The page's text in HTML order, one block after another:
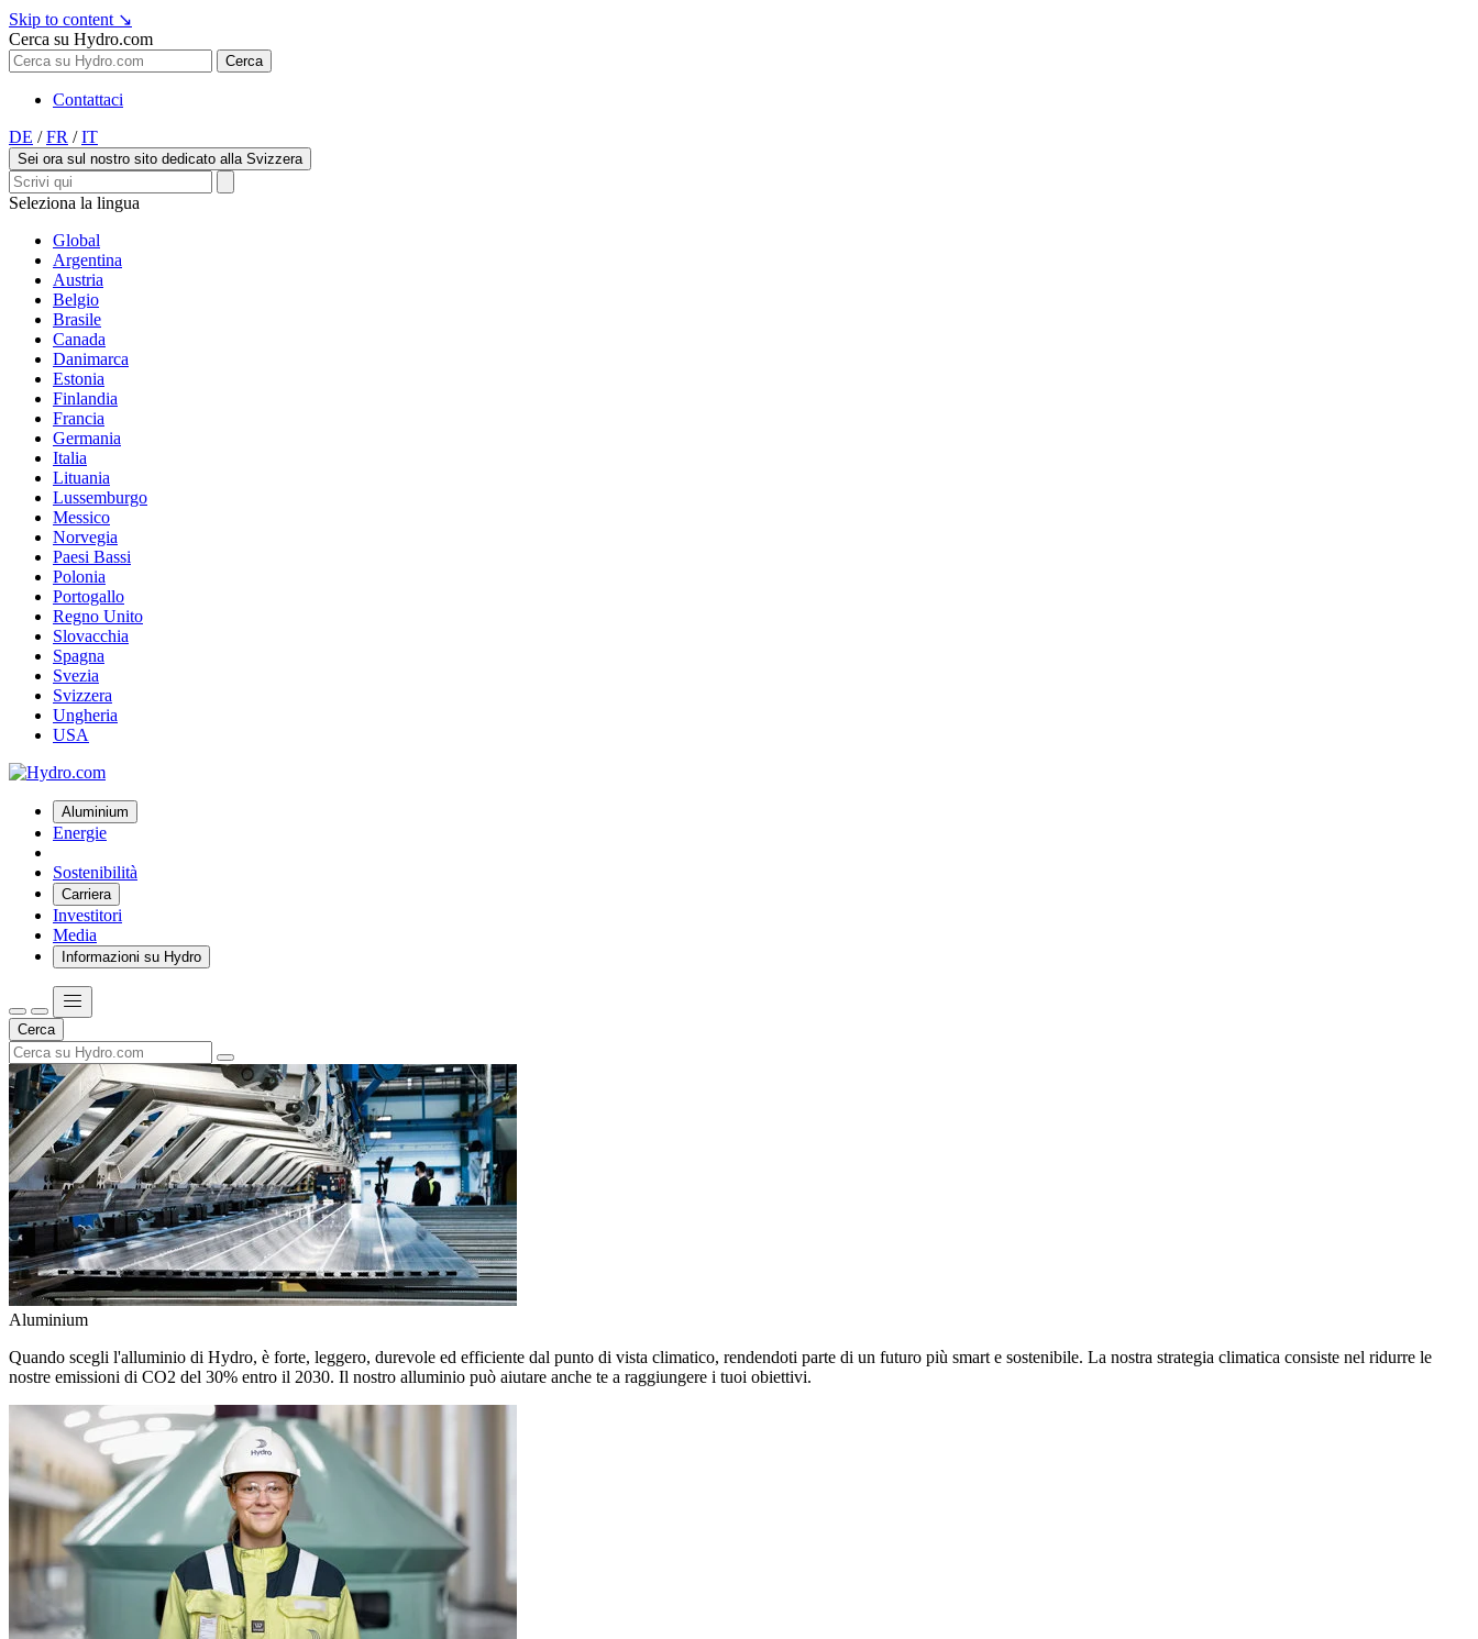
Skip to content ↘
Cerca su Hydro.com
Cerca
Contattaci
DE / FR / IT
Sei ora sul nostro sito dedicato alla Svizzera
Seleziona la lingua
Global
Argentina
Austria
Belgio
Brasile
Canada
Danimarca
Estonia
Finlandia
Francia
Germania
Italia
Lituania
Lussemburgo
Messico
Norvegia
Paesi Bassi
Polonia
Portogallo
Regno Unito
Slovacchia
Spagna
Svezia
Svizzera
Ungheria
USA
Aluminium
Energie
Sostenibilità
Carriera
Investitori
Media
Informazioni su Hydro
Cerca
Aluminium
Quando scegli l'alluminio di Hydro, è forte, leggero, durevole ed efficiente dal punto di vista climatico, rendendoti parte di un futuro più smart e sostenibile. La nostra strategia climatica consiste nel ridurre le
nostre emissioni di CO2 del 30% entro il 2030. Il nostro alluminio può aiutare anche te a raggiungere i tuoi obiettivi.